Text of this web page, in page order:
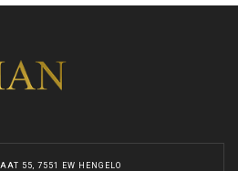
55, 7551 EW HENGELO